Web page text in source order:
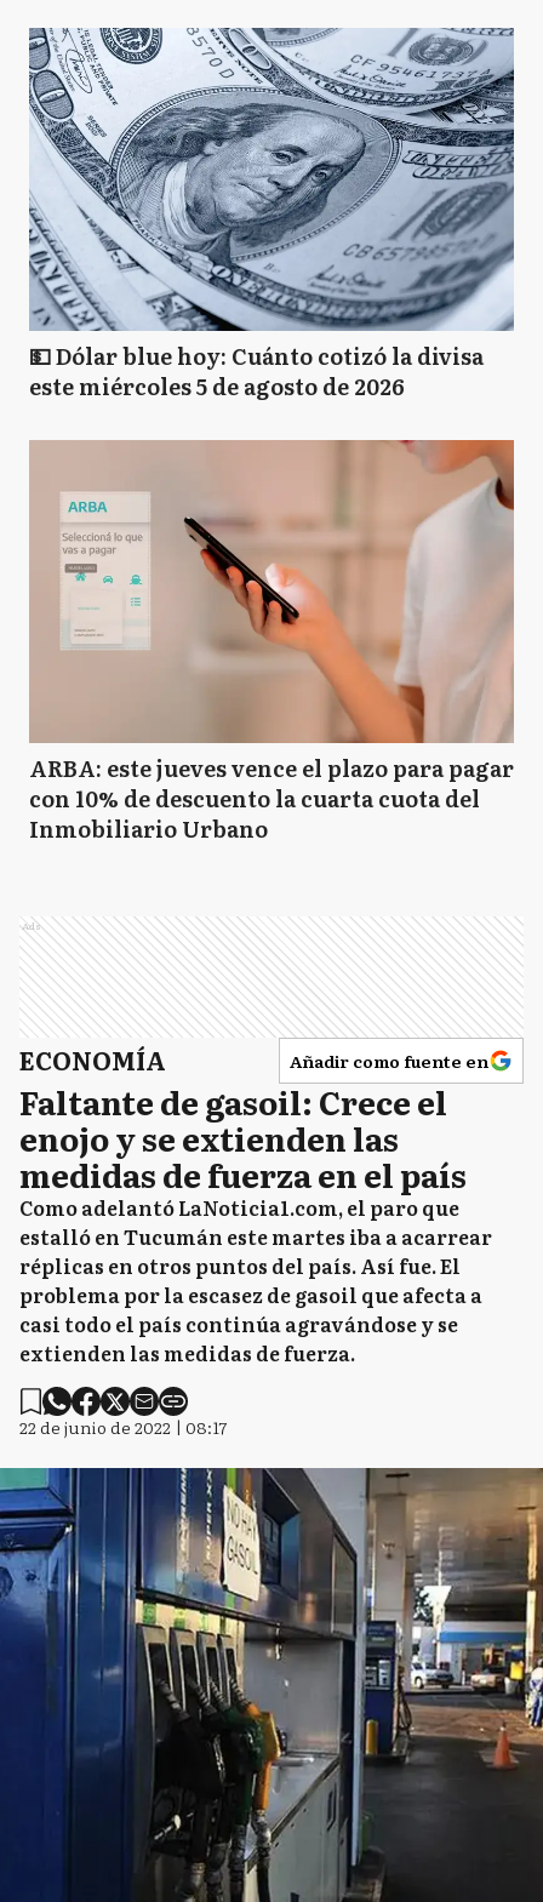
💵 Dólar blue hoy: Cuánto cotizó la divisa
este miércoles 5 de agosto de 2026
ARBA: este jueves vence el plazo para pagar
con 10% de descuento la cuarta cuota del
Inmobiliario Urbano
Ads
ECONOMÍA Añadir como fuente en
Faltante de gasoil: Crece el
enojo y se extienden las
medidas de fuerza en el país
Como adelantó LaNoticia1.com, el paro que
estalló en Tucumán este martes iba a acarrear
réplicas en otros puntos del país. Así fue. El
problema por la escasez de gasoil que afecta a
casi todo el país continúa agravándose y se
extienden las medidas de fuerza.
22 de junio de 2022 | 08:17